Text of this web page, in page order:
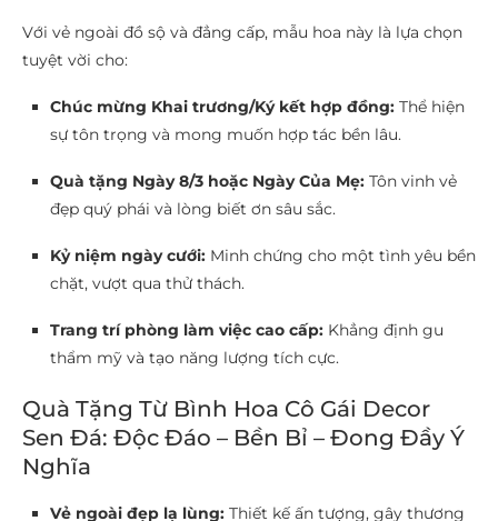
Với vẻ ngoài đồ sộ và đẳng cấp, mẫu hoa này là lựa chọn
tuyệt vời cho:
Chúc mừng Khai trương/Ký kết hợp đồng: Thể hiện
sự tôn trọng và mong muốn hợp tác bền lâu.
Quà tặng Ngày 8/3 hoặc Ngày Của Mẹ: Tôn vinh vẻ
đẹp quý phái và lòng biết ơn sâu sắc.
Kỷ niệm ngày cưới: Minh chứng cho một tình yêu bền
chặt, vượt qua thử thách.
Trang trí phòng làm việc cao cấp: Khẳng định gu
thẩm mỹ và tạo năng lượng tích cực.
Quà Tặng Từ Bình Hoa Cô Gái Decor
Sen Đá: Độc Đáo – Bền Bỉ – Đong Đầy Ý
Nghĩa
Vẻ ngoài đẹp lạ lùng: Thiết kế ấn tượng, gây thương